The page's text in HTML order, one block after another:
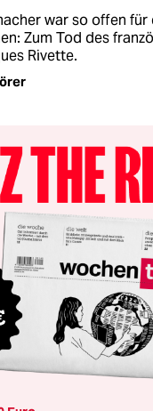
war so offen
Zum Tod des
Rivette.